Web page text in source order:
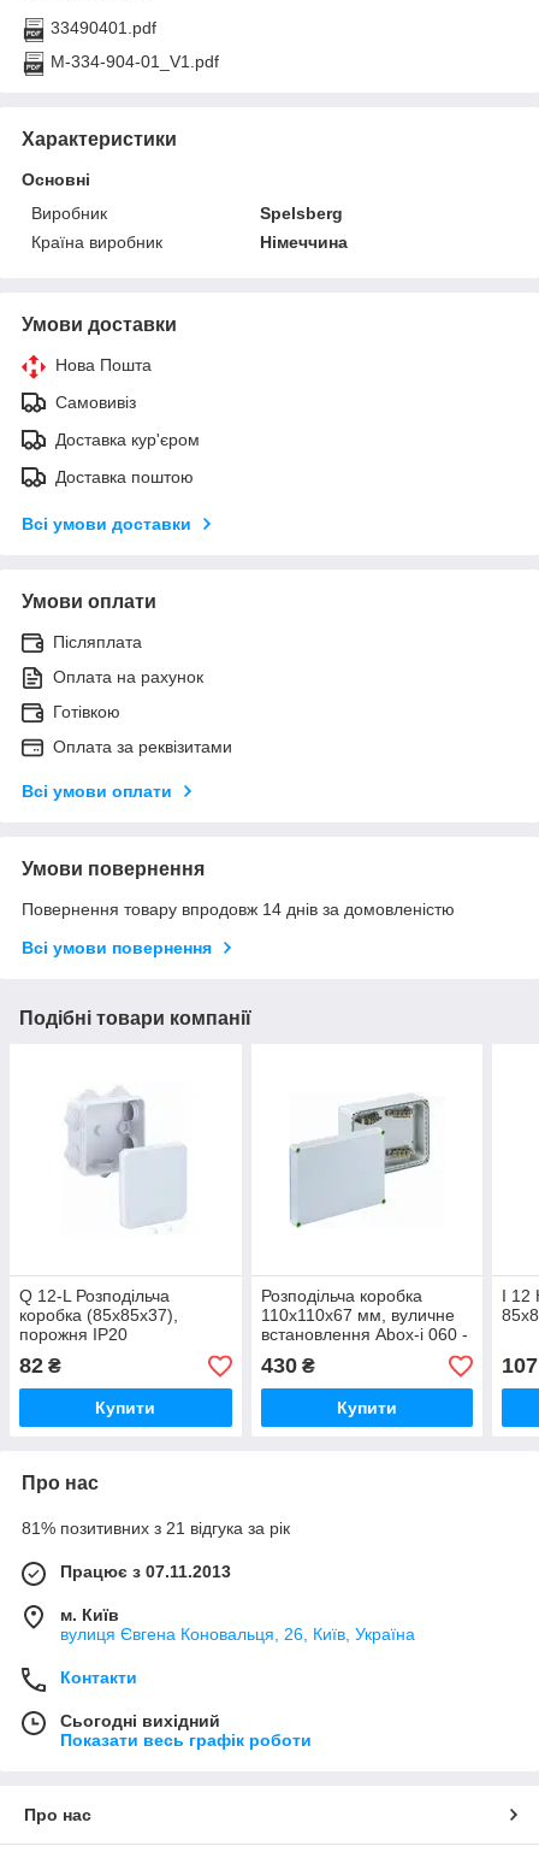
33490401.pdf
M-334-904-01_V1.pdf
Характеристики
Основні
Виробник
Spelsberg
Країна виробник
Німеччина
Умови доставки
Нова Пошта
Самовивіз
Доставка кур'єром
Доставка поштою
Всі умови доставки
Умови оплати
Післяплата
Оплата на рахунок
Готівкою
Оплата за реквізитами
Всі умови оплати
Умови повернення
Повернення товару впродовж 14 днів за домовленістю
Всі умови повернення
Подібні товари компанії
Q 12-L Розподільча
коробка (85х85х37),
порожня IP20
82 ₴
Купити
Розподільча коробка
110х110х67 мм, вуличне
встановлення Abox-i 060 -
L
430₴
Купити
I 12
107
Про нас
81% позитивних з 21 відгука за рік
Працює з 07.11.2013
м. Київ
вулиця Євгена Коновальця, 26, Київ, Україна
Контакти
Сьогодні вихідний
Показати весь графік роботи
Про нас